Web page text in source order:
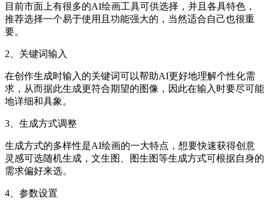
目前市面上有很多的AI绘画工具可供选择，并且各具特色，
推荐选择一个易于使用且功能强大的，当然适合自己也很重
要。
2、关键词输入
在创作生成时输入的关键词可以帮助AI更好地理解个性化需
求，从而据此生成更符合期望的图像，因此在输入时要尽可能
地详细和具象。
3、生成方式调整
生成方式的多样性是AI绘画的一大特点，想要快速获得创意
灵感可选随机生成，文生图、图生图等生成方式可根据自身的
需求偏好来选。
4、参数设置